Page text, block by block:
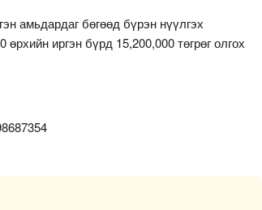
амьдардаг бөгөөд бүрэн нүүлгэх
иргэн бүрд 15,200,000 төгрөг олгох